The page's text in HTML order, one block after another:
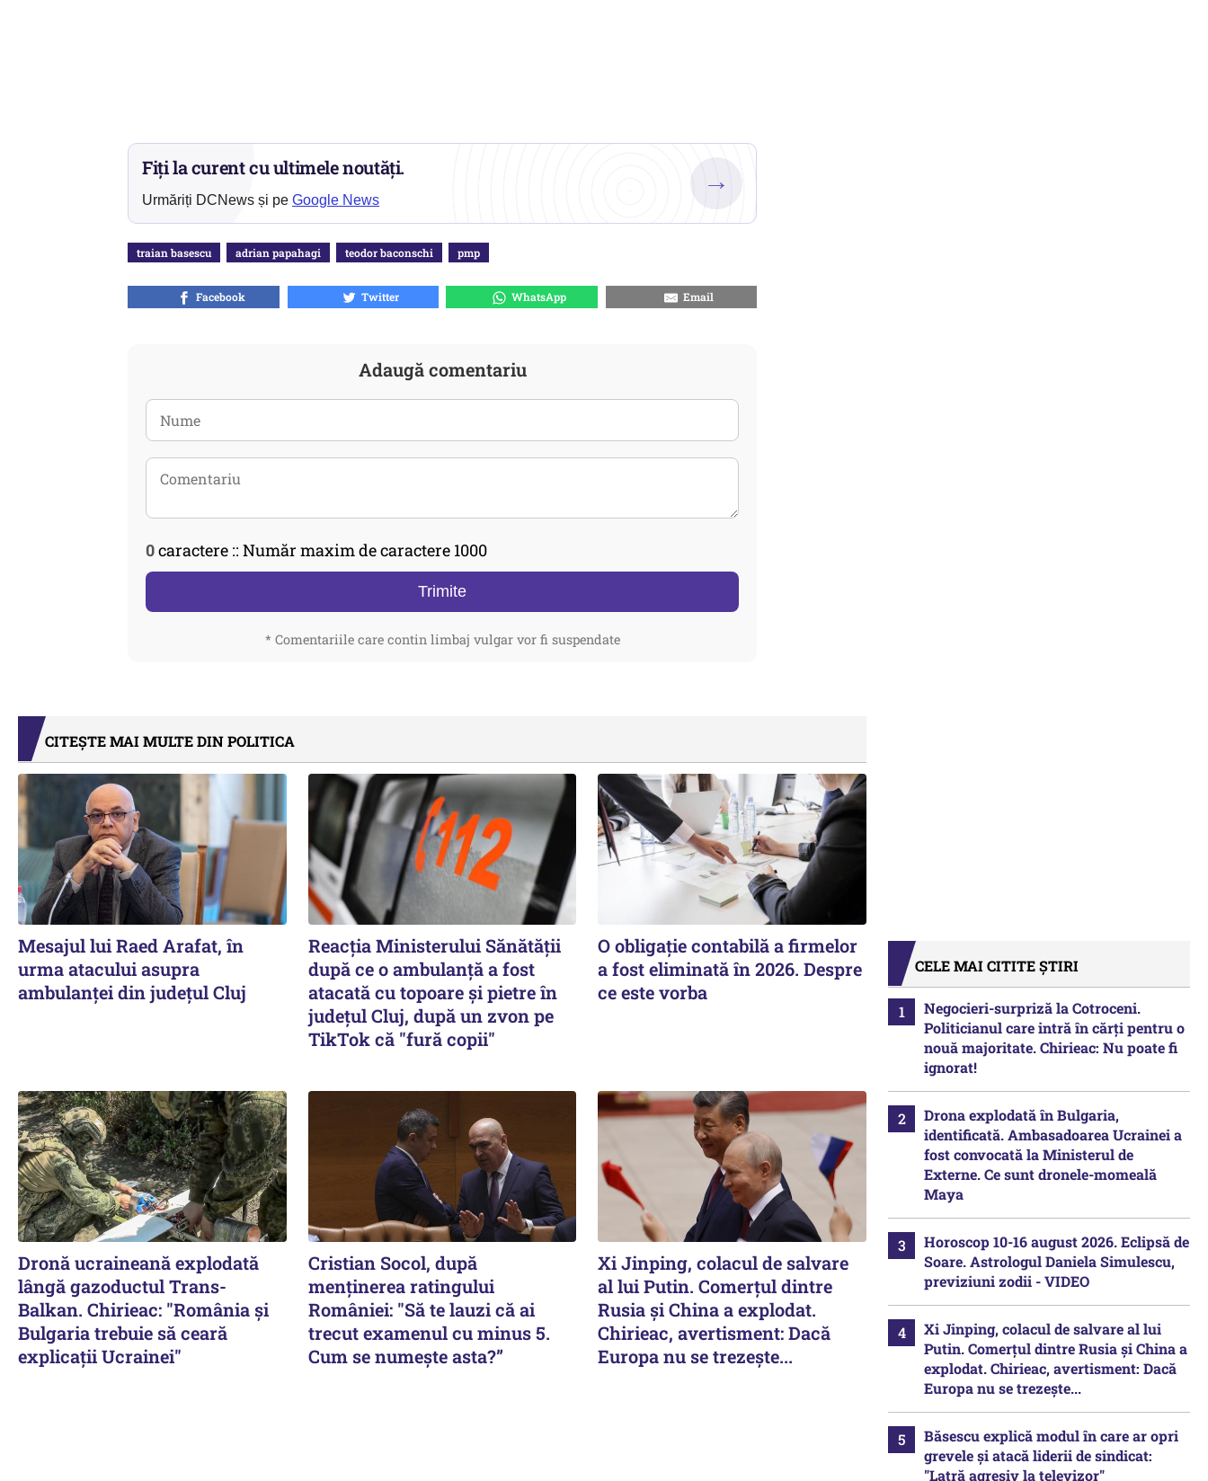
Fiți la curent cu ultimele noutăți.
Urmăriți DCNews și pe Google News
→
traian basescu adrian papahagi teodor baconschi pmp
Facebook Twitter WhatsApp Email
Adaugă comentariu
0caractere :: Număr maxim de caractere 1000
Trimite
* Comentariile care contin limbaj vulgar vor fi suspendate
CITEȘTE MAI MULTE DIN POLITICA
Mesajul lui Raed Arafat, în
urma atacului asupra
ambulanței din județul Cluj
Reacția Ministerului Sănătății
după ce o ambulanță a fost
atacată cu topoare și pietre în
județul Cluj, după un zvon pe
TikTok că "fură copii"
O obligație contabilă a firmelor
a fost eliminată în 2026. Despre
ce este vorba
Dronă ucraineană explodată
lângă gazoductul Trans-
Balkan. Chirieac: "România și
Bulgaria trebuie să ceară
explicații Ucrainei"
Cristian Socol, după
menținerea ratingului
României: "Să te lauzi că ai
trecut examenul cu minus 5.
Cum se numește asta?”
Xi Jinping, colacul de salvare
al lui Putin. Comerțul dintre
Rusia și China a explodat.
Chirieac, avertisment: Dacă
Europa nu se trezește...
CELE MAI CITITE ȘTIRI
Negocieri-surpriză la Cotroceni.
Politicianul care intră în cărți pentru o
nouă majoritate. Chirieac: Nu poate fi
ignorat!
Drona explodată în Bulgaria,
identificată. Ambasadoarea Ucrainei a
fost convocată la Ministerul de
Externe. Ce sunt dronele-momeală
Maya
Horoscop 10-16 august 2026. Eclipsă de
Soare. Astrologul Daniela Simulescu,
previziuni zodii - VIDEO
Xi Jinping, colacul de salvare al lui
Putin. Comerțul dintre Rusia și China a
explodat. Chirieac, avertisment: Dacă
Europa nu se trezește...
Băsescu explică modul în care ar opri
grevele și atacă liderii de sindicat:
"Latră agresiv la televizor"